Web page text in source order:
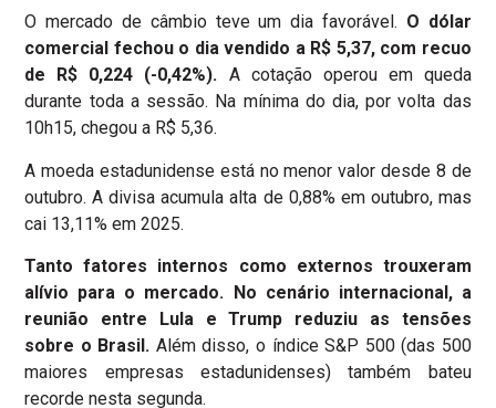
O mercado de câmbio teve um dia favorável. O dólar
comercial fechou o dia vendido a R$ 5,37, com recuo
de R$ 0,224 (-0,42%). A cotação operou em queda
durante toda a sessão. Na mínima do dia, por volta das
10h15, chegou a R$ 5,36.
A moeda estadunidense está no menor valor desde 8 de
outubro. A divisa acumula alta de 0,88% em outubro, mas
cai 13,11% em 2025.
Tanto fatores internos como externos trouxeram
alívio para o mercado. No cenário internacional, a
reunião entre Lula e Trump reduziu as tensões
sobre o Brasil. Além disso, o índice S&P 500 (das 500
maiores empresas estadunidenses) também bateu
recorde nesta segunda.